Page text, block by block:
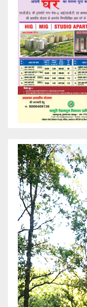
Video
Player